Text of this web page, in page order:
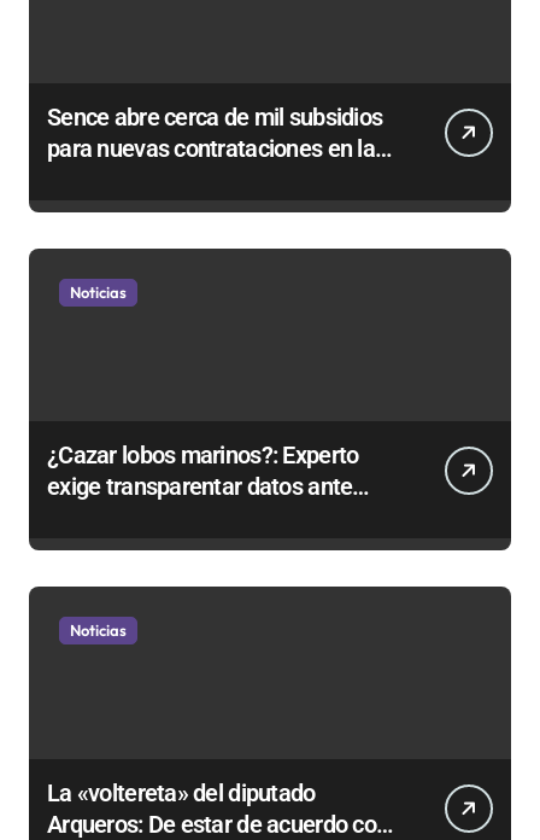
Sence abre cerca de mil subsidios
para nuevas contrataciones en la
Noticias
¿Cazar lobos marinos?: Experto
exige transparentar datos ante
Gobierno
Noticias
La «voltereta» del diputado
Arqueros: De estar de acuerdo con